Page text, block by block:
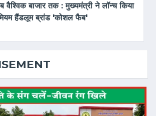
बाजार तक : मुख्यमंत्री ने लॉन्च किया
हैंडलूम ब्रांड 'कोशल फैब'